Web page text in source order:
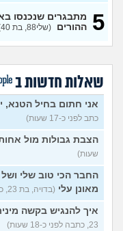
עשיתי את זה בפעם
עם בן מהשכבה…
(בדוי, בת 15)
בת 22 בתולה זה מוריד?
(Lora, בת 22)
מפנטז על חבר טוב
חרדי - נערות ליווי
האם חוויתי תקיפה
(רוויטל, בת 24)
בנות,אתן הייתן
אח שלכם במצב כזה?
(לוחם שקרוב ל'חרור, בן 21)
5
מתבגרים שנכנסו
ההורים (שלי88, בת 40)
שאלות חדשות ב
אני חתום בחיל
כתב לפני כ-17 שעות)
הצבת גבולות מול
שעות)
החבר הכי טוב שלי ושל
מאונן עלי (בדויה, בת 23, כתבה לפני כ-18 שעות)
איך להנגיש בקשה
23, כתבה לפני כ-18 שעות)